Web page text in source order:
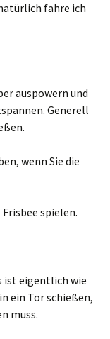
fahre ich
auspowern und
Generell
wenn Sie die
spielen.
ist eigentlich wie
ein Tor schießen,
muss.